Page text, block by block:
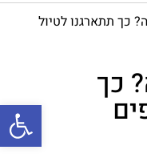
כך תתארגנו לטיול
כך
פתח